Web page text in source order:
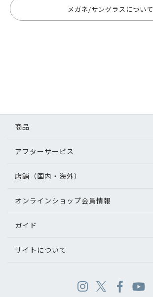
メガネ/サングラスについて
商品
アフターサービス
店舗（国内・海外）
オンラインショップ会員情報
ガイド
サイトについて